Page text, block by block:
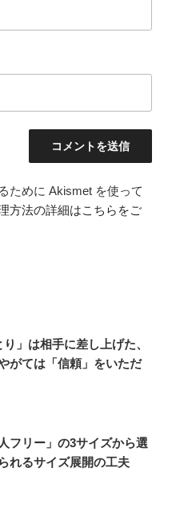
ために Akismet を使って
方法の詳細はこちらをご
」は相手に差し上げた、
がては「信頼」をいただ
フリー」の3サイズから選
れるサイズ展開の工夫